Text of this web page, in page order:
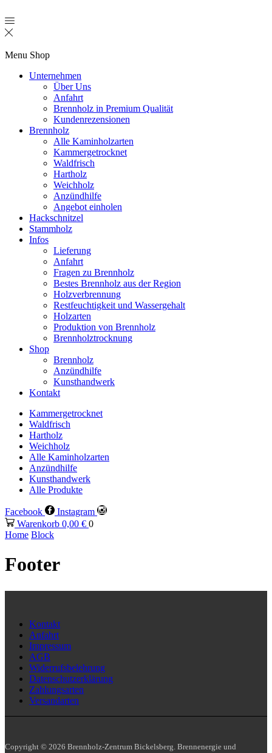
Menu Shop
Unternehmen
Über Uns
Anfahrt
Brennholz in Premium Qualität
Kundenrezensionen
Brennholz
Alle Kaminholzarten
Kammergetrocknet
Waldfrisch
Hartholz
Weichholz
Anzündhilfe
Angebot einholen
Hackschnitzel
Stammholz
Infos
Lieferung
Anfahrt
Fragen zu Brennholz
Bestes Brennholz aus der Region
Holzverbrennung
Restfeuchtigkeit und Wassergehalt
Holzarten
Produktion von Brennholz
Brennholztrocknung
Shop
Brennholz
Anzündhilfe
Kunsthandwerk
Kontakt
Kammergetrocknet
Waldfrisch
Hartholz
Weichholz
Alle Kaminholzarten
Anzündhilfe
Kunsthandwerk
Alle Produkte
Facebook
Instagram
Warenkorb 0,00 € 0
Home Block
Footer
Kontakt
Anfahrt
Impressum
AGB
Widerrufsbelehrung
Datenschutzerklärung
Zahlungsarten
Versandarten
Copyright © 2026 Brennholz-Zentrum Bickelsberg. Brennenergie und